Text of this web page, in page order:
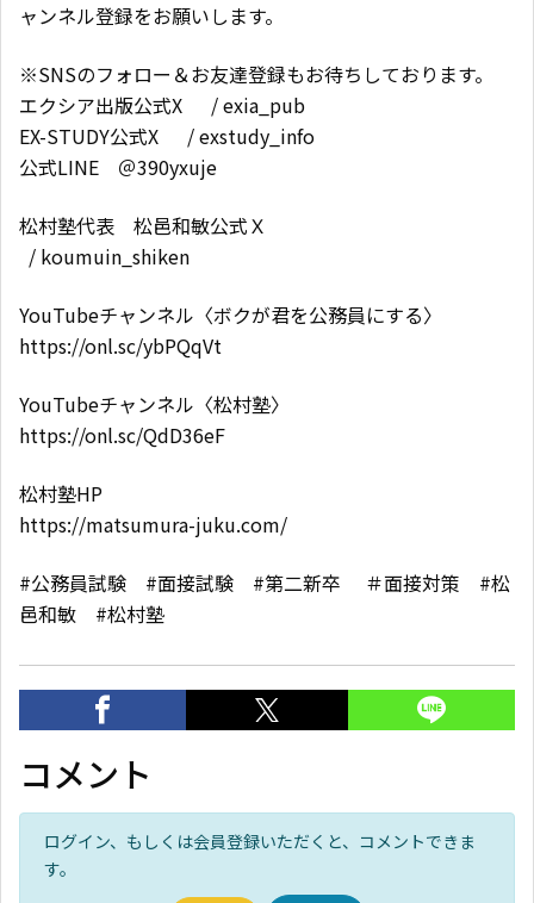
ャンネル登録をお願いします。
※SNSのフォロー＆お友達登録もお待ちしております。
エクシア出版公式X / exia_pub
EX-STUDY公式X / exstudy_info
公式LINE ＠390yxuje
松村塾代表 松邑和敏公式Ｘ
/ koumuin_shiken
YouTubeチャンネル〈ボクが君を公務員にする〉
https://onl.sc/ybPQqVt
YouTubeチャンネル〈松村塾〉
https://onl.sc/QdD36eF
松村塾HP
https://matsumura-juku.com/
#公務員試験 #面接試験 #第二新卒 ＃面接対策 #松
邑和敏 #松村塾
コメント
ログイン、もしくは会員登録いただくと、コメントできま
す。